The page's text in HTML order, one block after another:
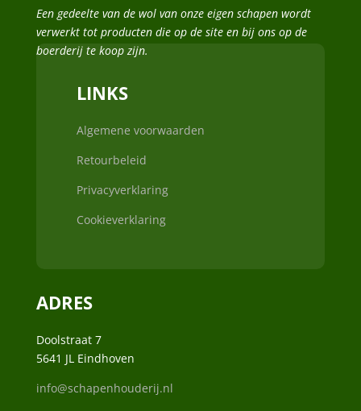
Een gedeelte van de wol van onze eigen schapen wordt
verwerkt tot producten die op de site en bij ons op de
boerderij te koop zijn.
LINKS
Algemene voorwaarden
Retourbeleid
Privacyverklaring
Cookieverklaring
ADRES
Doolstraat 7
5641 JL Eindhoven
info@schapenhouderij.nl